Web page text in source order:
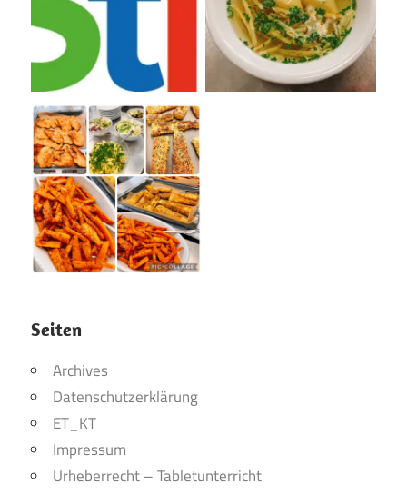
Seiten
Archives
Datenschutzerklärung
ET_KT
Impressum
Urheberrecht – Tabletunterricht